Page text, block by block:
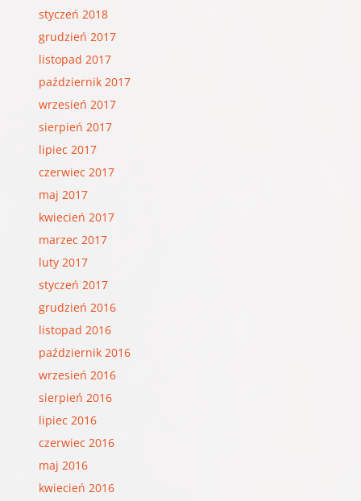
styczeń 2018
grudzień 2017
listopad 2017
październik 2017
wrzesień 2017
sierpień 2017
lipiec 2017
czerwiec 2017
maj 2017
kwiecień 2017
marzec 2017
luty 2017
styczeń 2017
grudzień 2016
listopad 2016
październik 2016
wrzesień 2016
sierpień 2016
lipiec 2016
czerwiec 2016
maj 2016
kwiecień 2016